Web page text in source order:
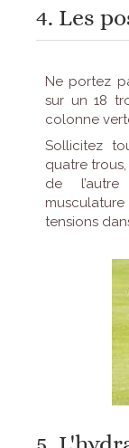
4. Les
Ne portez
sur un 18
colonne
Sollicitez
quatre
de
tensions